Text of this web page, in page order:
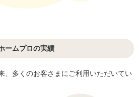
ームプロの実績
、多くのお客さまにご利用いただいてい